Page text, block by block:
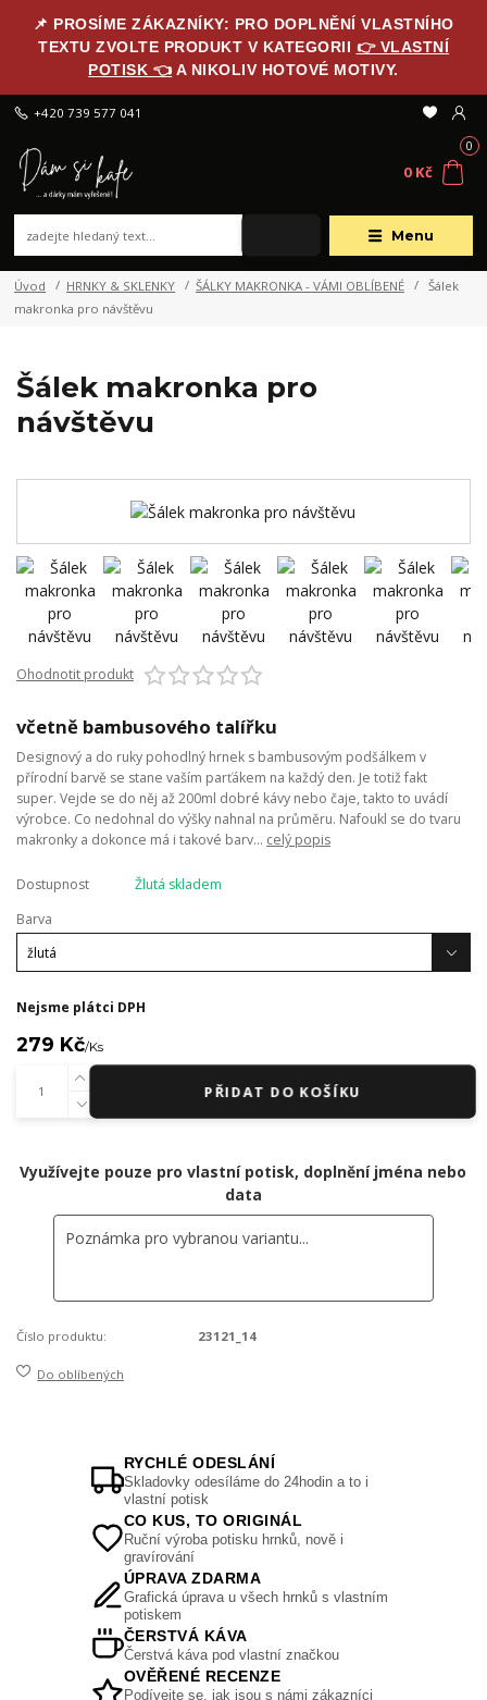
📌 PROSÍME ZÁKAZNÍKY: PRO DOPLNĚNÍ VLASTNÍHO
TEXTU ZVOLTE PRODUKT V KATEGORII 👉 VLASTNÍ
POTISK 👈 A NIKOLIV HOTOVÉ MOTIVY.
Menu
+420 739 577 041
0
0 Kč
Úvod HRNKY & SKLENKY ŠÁLKY MAKRONKA - VÁMI OBLÍBENÉ
Šálek
makronka pro návštěvu
Šálek makronka pro
návštěvu
Ohodnotit produkt
včetně bambusového talířku
Designový a do ruky pohodlný hrnek s bambusovým podšálkem v
přírodní barvě se stane vaším parťákem na každý den. Je totiž fakt
super. Vejde se do něj až 200ml dobré kávy nebo čaje, takto to uvádí
výrobce. Co nedohnal do výšky nahnal na průměru. Nafoukl se do tvaru
makronky a dokonce má i takové barv... celý popis
Dostupnost
Žlutá skladem
Barva
Nejsme plátci DPH
279 Kč/Ks
PŘIDAT DO KOŠÍKU
Využívejte pouze pro vlastní potisk, doplnění jména nebo
data
Číslo produktu: 23121_14
Do oblíbených
RYCHLÉ ODESLÁNÍ
Skladovky odesíláme do 24hodin a to i
vlastní potisk
CO KUS, TO ORIGINÁL
Ruční výroba potisku hrnků, nově i
gravírování
ÚPRAVA ZDARMA
Grafická úprava u všech hrnků s vlastním
potiskem
ČERSTVÁ KÁVA
Čerstvá káva pod vlastní značkou
OVĚŘENÉ RECENZE
Podívejte se, jak jsou s námi zákazníci